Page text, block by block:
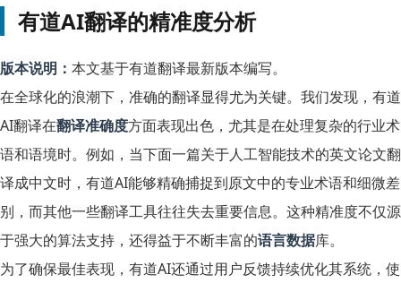
有道AI翻译的精准度分析
版本说明： 本文基于有道翻译最新版本编写。
在全球化的浪潮下，准确的翻译显得尤为关键。我们发现，有道
AI翻译在翻译准确度方面表现出色，尤其是在处理复杂的行业术
语和语境时。例如，当下面一篇关于人工智能技术的英文论文翻
译成中文时，有道AI能够精确捕捉到原文中的专业术语和细微差
别，而其他一些翻译工具往往失去重要信息。这种精准度不仅源
于强大的算法支持，还得益于不断丰富的语言数据库。
为了确保最佳表现，有道AI还通过用户反馈持续优化其系统，使